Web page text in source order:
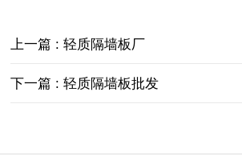
上一篇 : 轻质隔墙板厂
下一篇 : 轻质隔墙板批发